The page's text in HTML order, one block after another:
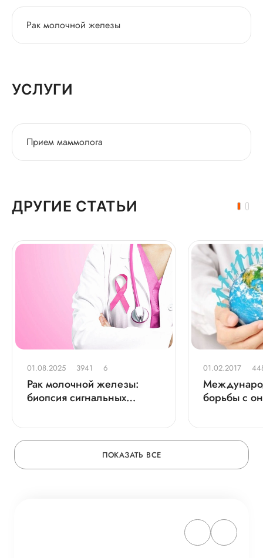
Рак молочной железы
УСЛУГИ
Прием маммолога
ДРУГИЕ СТАТЬИ
01.08.2025 3941 6
Рак молочной железы:
биопсия сигнальных
01.02.2017
борьбы с
ПОКАЗАТЬ ВСЕ